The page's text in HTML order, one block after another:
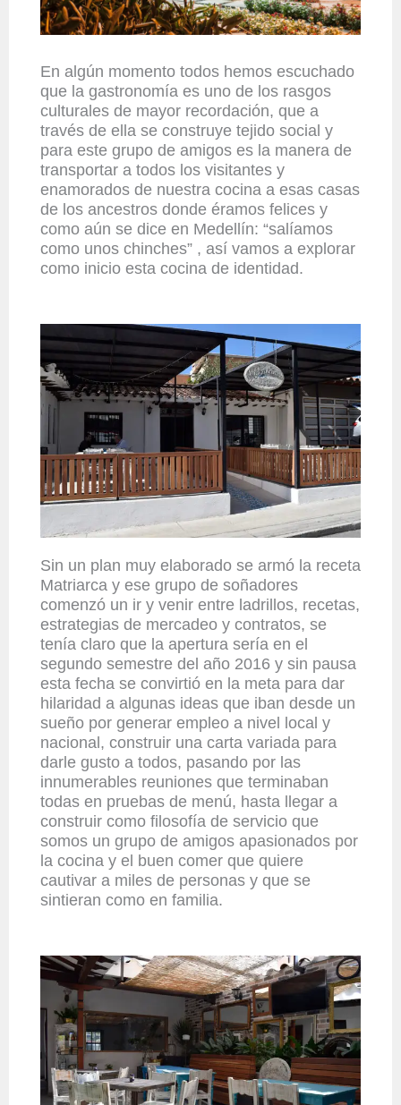
En algún momento todos hemos escuchado
que la gastronomía es uno de los rasgos
culturales de mayor recordación, que a
través de ella se construye tejido social y
para este grupo de amigos es la manera de
transportar a todos los visitantes y
enamorados de nuestra cocina a esas casas
de los ancestros donde éramos felices y
como aún se dice en Medellín: “salíamos
como unos chinches” , así vamos a explorar
como inicio esta cocina de identidad.
Sin un plan muy elaborado se armó la receta
Matriarca y ese grupo de soñadores
comenzó un ir y venir entre ladrillos, recetas,
estrategias de mercadeo y contratos, se
tenía claro que la apertura sería en el
segundo semestre del año 2016 y sin pausa
esta fecha se convirtió en la meta para dar
hilaridad a algunas ideas que iban desde un
sueño por generar empleo a nivel local y
nacional, construir una carta variada para
darle gusto a todos, pasando por las
innumerables reuniones que terminaban
todas en pruebas de menú, hasta llegar a
construir como filosofía de servicio que
somos un grupo de amigos apasionados por
la cocina y el buen comer que quiere
cautivar a miles de personas y que se
sintieran como en familia.